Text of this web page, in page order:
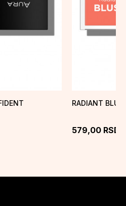
RADIANT
579,00 RSD